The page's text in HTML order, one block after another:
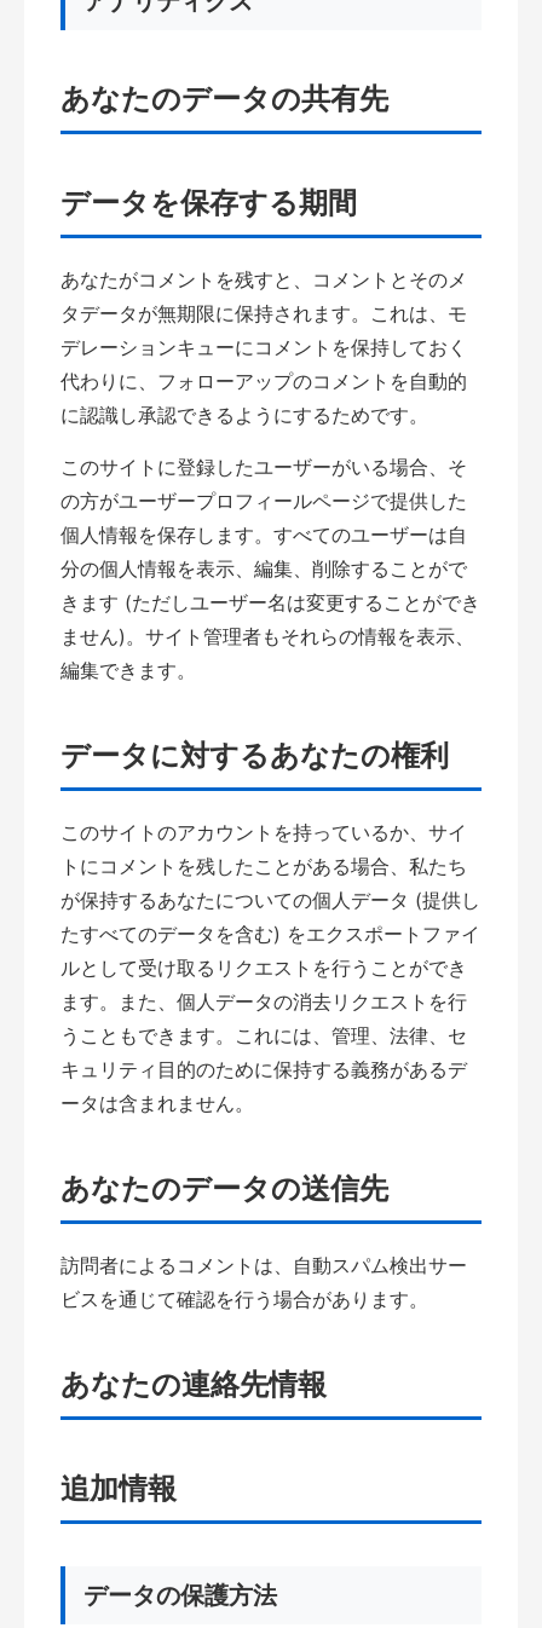
あなたのデータの共有先
データを保存する期間
あなたがコメントを残すと、コメントとそのメ
タデータが無期限に保持されます。これは、モ
デレーションキューにコメントを保持しておく
代わりに、フォローアップのコメントを自動的
に認識し承認できるようにするためです。
このサイトに登録したユーザーがいる場合、そ
の方がユーザープロフィールページで提供した
個人情報を保存します。すべてのユーザーは自
分の個人情報を表示、編集、削除することがで
きます (ただしユーザー名は変更することができ
ません)。サイト管理者もそれらの情報を表示、
編集できます。
データに対するあなたの権利
このサイトのアカウントを持っているか、サイ
トにコメントを残したことがある場合、私たち
が保持するあなたについての個人データ (提供し
たすべてのデータを含む) をエクスポートファイ
ルとして受け取るリクエストを行うことができ
ます。また、個人データの消去リクエストを行
うこともできます。これには、管理、法律、セ
キュリティ目的のために保持する義務があるデ
ータは含まれません。
あなたのデータの送信先
訪問者によるコメントは、自動スパム検出サー
ビスを通じて確認を行う場合があります。
あなたの連絡先情報
追加情報
データの保護方法